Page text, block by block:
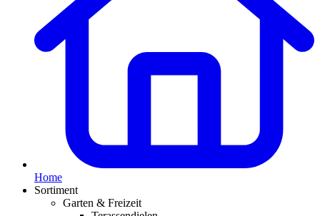
Home
Sortiment
Garten & Freizeit